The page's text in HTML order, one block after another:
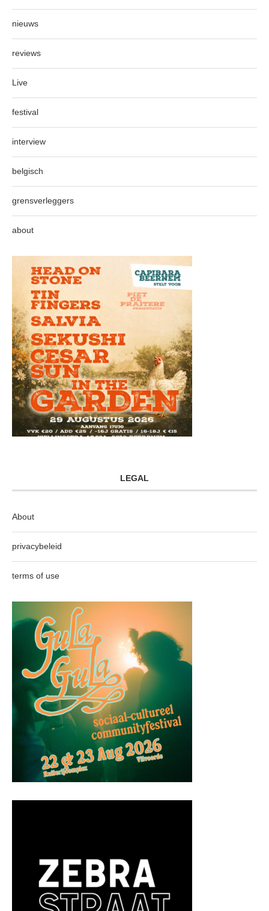
nieuws
reviews
Live
festival
interview
belgisch
grensverleggers
about
LEGAL
About
privacybeleid
terms of use